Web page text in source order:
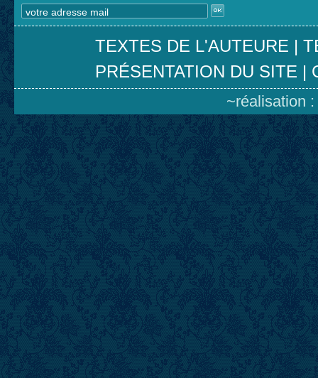
TEXTES DE L'AUTEURE |
PRÉSENTATION DU SITE |
~réalisation